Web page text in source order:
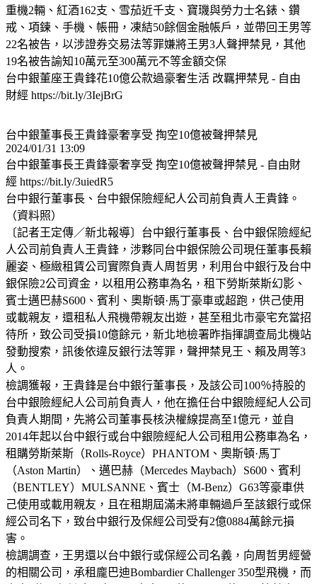
重機2輛、紅酒162支、雪茄近千支、寶璣與勞力士名錶、鑽
戒、項鍊、手機、帳冊，凍結50餘個金融帳戶，並帶回王男等
22名被告，以涉證券交易法等罪嫌將王男3人聲押禁見，其他
19名被告諭知10萬元至300萬元不等金額交保
台中銀董座王貴鋒花10億公款過豪奢生活 改羈押禁見 - 自由
財經 https://bit.ly/3IejBrG
台中銀董事長王貴鋒豪奢享受 掏空10億被聲押禁見
2024/01/31 13:09
台中銀董事長王貴鋒豪奢享受 掏空10億被聲押禁見 - 自由財
經 https://bit.ly/3uiedR5
台中銀行董事長、台中銀保險經紀人公司前負責人王貴鋒。
（資料照）
〔記者王定傳／新北報導〕台中銀行董事長、台中銀保險經紀
人公司前負責人王貴鋒，涉夥同台中銀保險公司現任董事長賴
麗姿、極緻租賃公司實際負責人周哲男，利用台中銀行及台中
銀保險2公司資金，以租用公務車為名，租下勞斯萊斯幻影、
賓士邁巴赫S600、賓利、奧斯頓·馬丁豪車或超跑，供己使用
或載親友，還租私人飛機帶親友出遊，甚至租北市豪宅充當招
待所，致公司受損10億餘元，新北地檢署昨指揮調查局北機站
發動搜索，訊後依違反銀行法等罪，聲押禁見王、賴及周等3
人。
檢調獲報，王貴鋒是台中銀行董事長，及該公司100％持股的
台中銀險經紀人公司前負責人，他在擔任台中銀險經紀人公司
負責人期間，先將公司董事長核決權線提高至1億元，並自
2014年起以台中銀行或台中銀險經紀人公司租用公務車為名，
租購勞斯萊斯（Rolls-Royce）PHANTOM、奧斯頓·馬丁
（Aston Martin）、邁巴赫（Mercedes Maybach）S600、賓利
（BENTLEY）MULSANNE、賓士（M-Benz）G63等豪車供
己使用或載用親友，且在租期屆滿未將車輛過戶至該銀行或保
經公司名下，致台中銀行及保經公司受有2億0884萬餘元損
害。
檢調調查，王男還以台中銀行或保經公司名義，向周哲男經營
的相關公司，承租龐巴迪Bombardier Challenger 350型飛機，而